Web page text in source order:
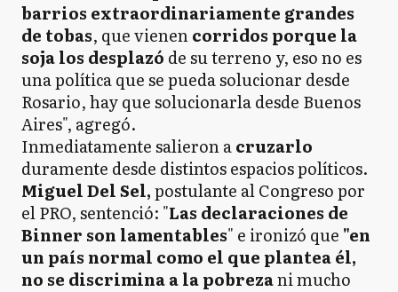
barrios extraordinariamente grandes
de tobas, que vienencorridos porque la
soja los desplazó de su terreno y, eso no es
una política que se pueda solucionar desde
Rosario, hay que solucionarla desde Buenos
Aires", agregó.
Inmediatamente salieron acruzarlo
duramente desde distintos espacios políticos.
Miguel Del Sel,postulante al Congreso por
el PRO, sentenció: "Las declaraciones de
Binner son lamentables" e ironizó que "en
un país normal como el que plantea él,
no se discrimina a la pobrezani mucho